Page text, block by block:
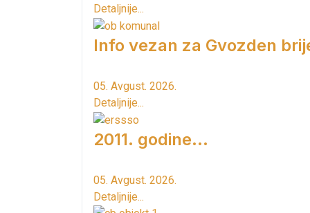
Detaljnije...
Info vezan za Gvozden
05. Avgust. 2026.
Detaljnije...
2011. godine...
05. Avgust. 2026.
Detaljnije...